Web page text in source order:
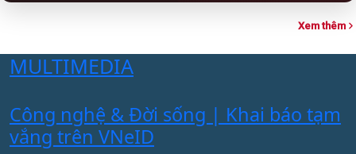
Xem thêm
MULTIMEDIA
Công nghệ & Đời sống | Khai báo tạm
vắng trên VNeID